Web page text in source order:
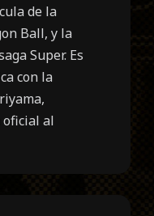
de la
Ball, y la
Super. Es
con la
al